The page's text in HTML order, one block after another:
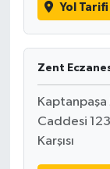
Yol Tarifi
Zent
Kaptanpaşa
Caddesi
Karşısı